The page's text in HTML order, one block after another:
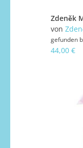
von
gefunden
44,00 €